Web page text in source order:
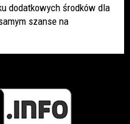
dodatkowych środków dla
szanse na